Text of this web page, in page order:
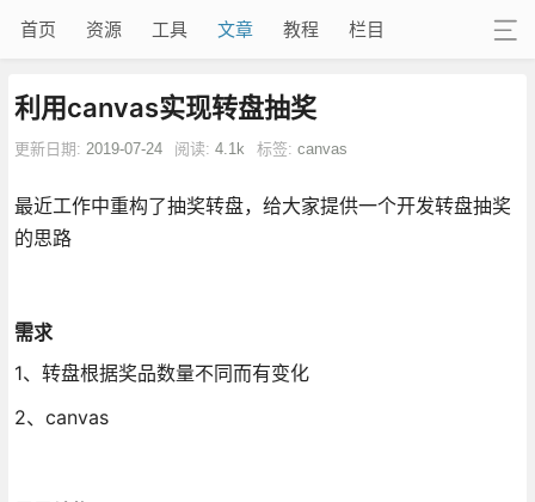
首页 资源 工具 文章 教程 栏目
利用canvas实现转盘抽奖
更新日期: 2019-07-24 阅读: 4.1k 标签: canvas
最近工作中重构了抽奖转盘，给大家提供一个开发转盘抽奖
的思路
需求
1、转盘根据奖品数量不同而有变化
2、canvas